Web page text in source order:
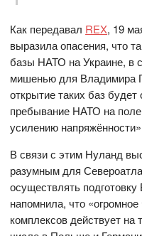
Как передавал REX, 19
выразила опасения, что
базы НАТО на Украине, в
мишенью для Владимира
открытие таких баз
пребывание НАТО на
усилению
В связи с этим Нуланд
разумным для
осуществлять
напомнила, что
комплексов действует